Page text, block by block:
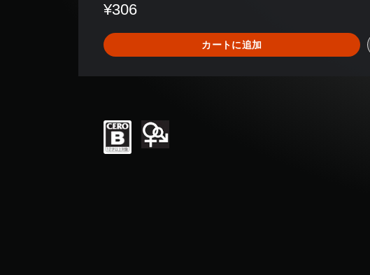
は
、
平
評
段
階
中
¥306
カートに追加